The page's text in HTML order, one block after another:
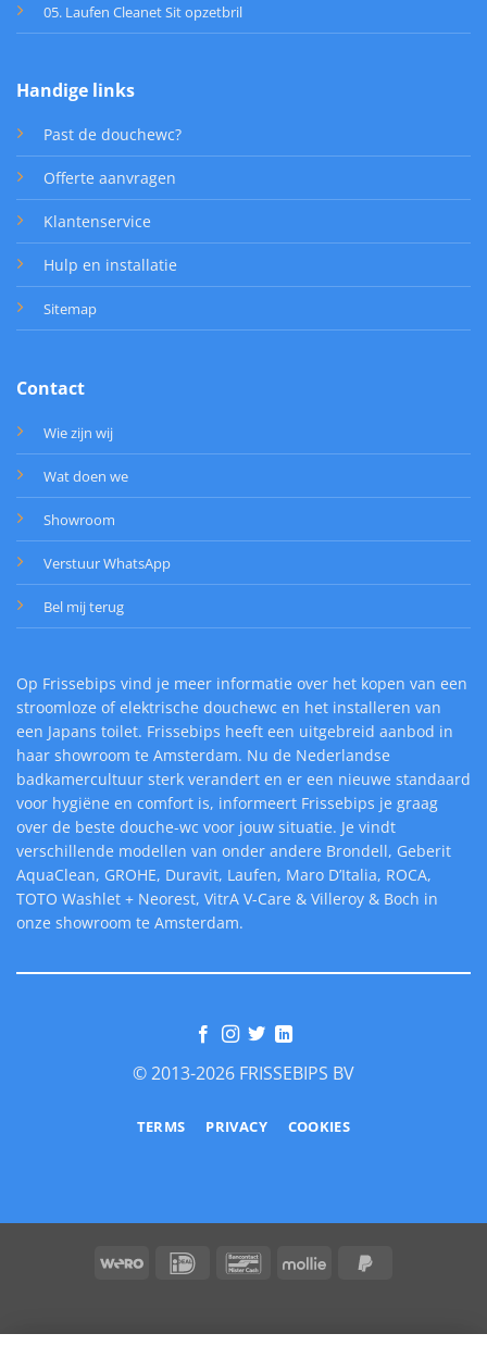
05. Laufen Cleanet Sit opzetbril
Handige links
Past de douchewc?
Offerte aanvragen
Klantenservice
Hulp en installatie
Sitemap
Contact
Wie zijn wij
Wat doen we
Showroom
Verstuur WhatsApp
Bel mij terug
Op Frissebips vind je meer informatie over het kopen van een
stroomloze of elektrische douchewc en het installeren van
een Japans toilet. Frissebips heeft een uitgebreid aanbod in
haar showroom te Amsterdam. Nu de Nederlandse
badkamercultuur sterk verandert en er een nieuwe standaard
voor hygiëne en comfort is, informeert Frissebips je graag
over de beste douche-wc voor jouw situatie. Je vindt
verschillende modellen van onder andere Brondell, Geberit
AquaClean, GROHE, Duravit, Laufen, Maro D’Italia, ROCA,
TOTO Washlet + Neorest, VitrA V-Care & Villeroy & Boch in
onze showroom te Amsterdam.
© 2013-2026 FRISSEBIPS BV
TERMS PRIVACY COOKIES
Wero IDeal BancontactMollie